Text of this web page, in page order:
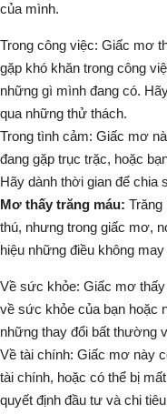
của mình.
Trong công việc: Giấc mơ
gặp khó khăn trong công
những gì mình đang có.
qua những thử thách.
Trong tình cảm: Giấc mơ
đang gặp trục trặc, hoặc
Hãy dành thời gian để chia
Mơ thấy trăng máu: Trăng
thú, nhưng trong giấc mơ,
hiệu những điều không
Về sức khỏe: Giấc mơ thấy
về sức khỏe của bạn hoặc
những thay đổi bất thường
Về tài chính: Giấc mơ này
tài chính, hoặc có thể bị
quyết định đầu tư và chi